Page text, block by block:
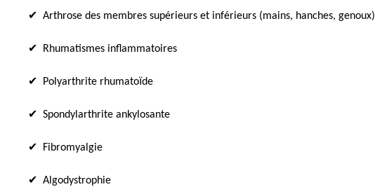
✔ Arthrose des membres supérieurs et inférieurs (mains, hanches, genoux)
✔ Rhumatismes inflammatoires
✔ Polyarthrite rhumatoïde
✔ Spondylarthrite ankylosante
✔ Fibromyalgie
✔ Algodystrophie